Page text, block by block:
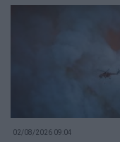
02/08/2026 09:04